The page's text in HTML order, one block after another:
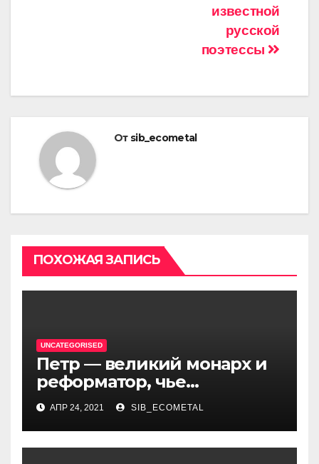
известной
русской
поэтессы
От sib_ecometal
ПОХОЖАЯ ЗАПИСЬ
UNCATEGORISED
Петр — великий монарх и
реформатор, чье
правление стало вехой в
истории России и обрёл
международное
признание
АПР 24, 2021 SIB_ECOMETAL